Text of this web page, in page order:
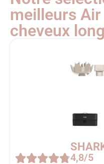
meilleurs
cheveux
4,8/5